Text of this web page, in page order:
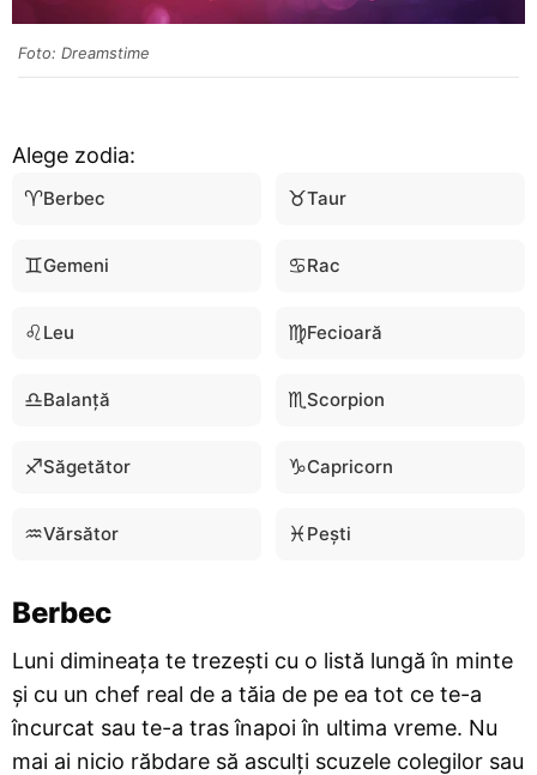
Foto: Dreamstime
Alege zodia:
♈Berbec ♉Taur
♊Gemeni ♋Rac
♌Leu ♍Fecioară
♎Balanță ♏ Scorpion
♐Săgetător ♑Capricorn
♒Vărsător ♓ Pești
Berbec
Luni dimineața te trezești cu o listă lungă în minte
și cu un chef real de a tăia de pe ea tot ce te-a
încurcat sau te-a tras înapoi în ultima vreme. Nu
mai ai nicio răbdare să asculți scuzele colegilor sau